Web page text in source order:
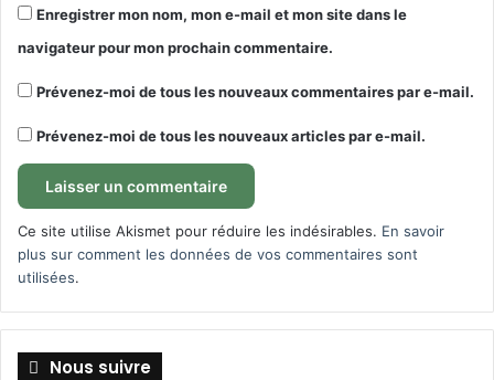
Enregistrer mon nom, mon e-mail et mon site dans le
navigateur pour mon prochain commentaire.
Prévenez-moi de tous les nouveaux commentaires par e-mail.
Prévenez-moi de tous les nouveaux articles par e-mail.
Ce site utilise Akismet pour réduire les indésirables. En savoir
plus sur comment les données de vos commentaires sont
utilisées.
Nous suivre